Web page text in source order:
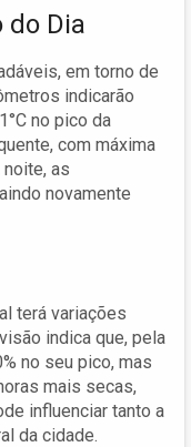
do Dia
em torno de
indicarão
no pico da
com máxima
as
novamente
terá variações
indica que, pela
no seu pico, mas
mais secas,
influenciar tanto a
da cidade.